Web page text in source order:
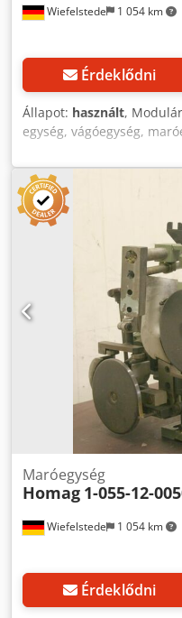
Wiefelstede 1 054 km
Érdeklődni
Állapot: használt,
egység, vágóegység,
hézagoló maróegység,
élmegmunkáló gép,
motor élmegmunkáló
Gyártó: Homag, profiltartó
35 - Különálló
/ H375 mm -Súly: 30 kg
Wiefelstede 1 054 km
Maróegység
Homag 1-055-12-
Érdeklődni